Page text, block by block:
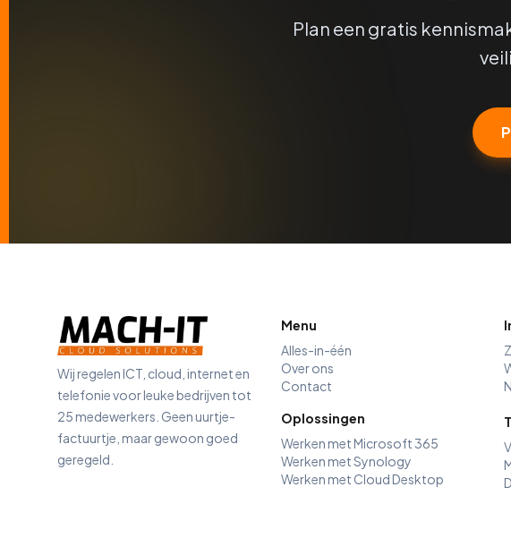
Plan een gratis
Wij regelen ICT, cloud, internet en
telefonie voor leuke bedrijven tot
25 medewerkers. Geen uurtje-
factuurtje, maar gewoon goed
geregeld.
Menu
Alles-in-één
Over ons
Contact
Oplossingen
Werken met Microsoft 365
Werken met Synology
Werken met Cloud Desktop